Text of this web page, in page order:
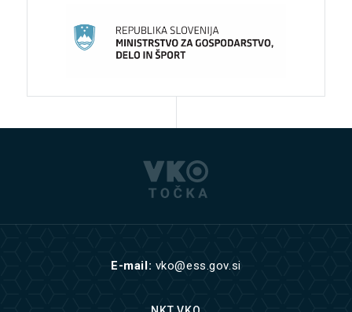
E-mail: vko@ess.gov.si